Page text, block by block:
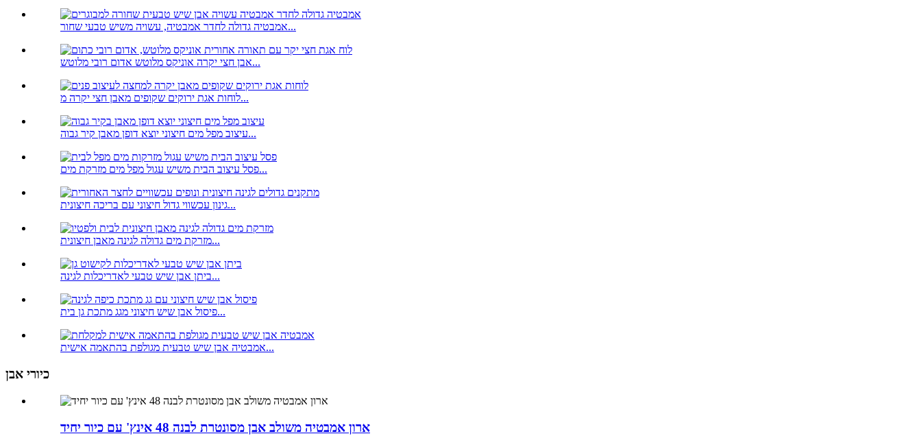
אמבטיה גדולה לחדר אמבטיה, עשויה משיש טבעי שחור...
אבן חצי יקרה אוניקס מלוטש אדום רובי מלוטש...
לוחות אגת ירוקים שקופים מאבן חצי יקרה מ...
עיצוב מפל מים חיצוני יוצא דופן מאבן קיר גבוה...
פסל עיצוב הבית משיש עגול מפל מים מזרקת מים...
גינון עכשווי גדול חיצוני עם בריכה חיצונית...
מזרקת מים גדולה לגינה מאבן חיצונית...
ביתן אבן שיש טבעי לאדריכלות לגינה...
פיסול אבן שיש חיצוני מגג מתכת גן בית...
אמבטיה אבן שיש טבעית מגולפת בהתאמה אישית...
כיורי אבן
ארון אמבטיה משולב אבן מסונטרת לבנה 48 אינץ' עם כיור יחיד